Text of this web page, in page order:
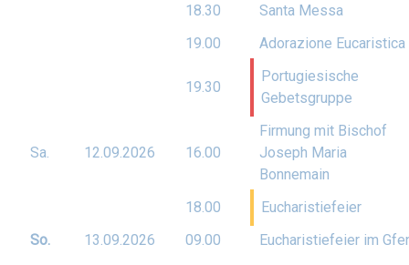
18.30
Santa Messa
19.00
Adorazione Eucaristica
19.30
Portugiesische
Gebetsgruppe
Sa. 12.09.2026 16.00
Firmung mit Bischof
Joseph Maria
Bonnemain
18.00
Eucharistiefeier
So.
13.09.2026 09.00
Eucharistiefeier im